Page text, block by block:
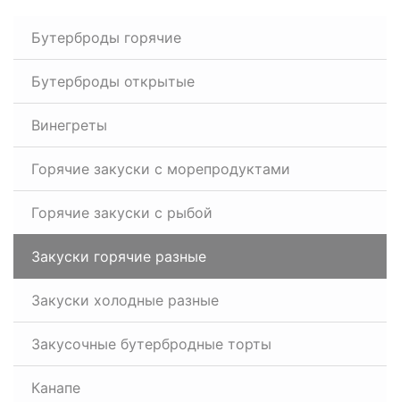
Бутерброды горячие
Бутерброды открытые
Винегреты
Горячие закуски с морепродуктами
Горячие закуски с рыбой
Закуски горячие разные
Закуски холодные разные
Закусочные бутербродные торты
Канапе